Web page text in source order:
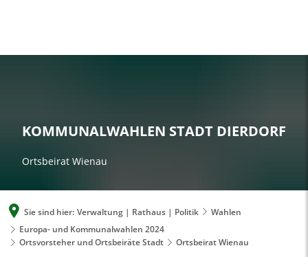
KOMMUNALWAHLEN STADT DIERDORF
Ortsbeirat Wienau
Sie sind hier: Verwaltung | Rathaus | Politik
Wahlen
Europa- und Kommunalwahlen 2024
Ortsvorsteher und Ortsbeiräte Stadt
Ortsbeirat Wienau